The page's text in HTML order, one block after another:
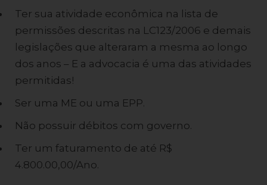
Ter sua atividade econômica na lista de
permissões descritas na LC123/2006 e demais
legislações que alteraram a mesma ao longo
dos anos – E a advocacia é uma das atividades
permitidas!
Ser uma ME ou uma EPP.
Não possuir débitos com governo.
Ter um faturamento de até R$
4.800.00,00/Ano.